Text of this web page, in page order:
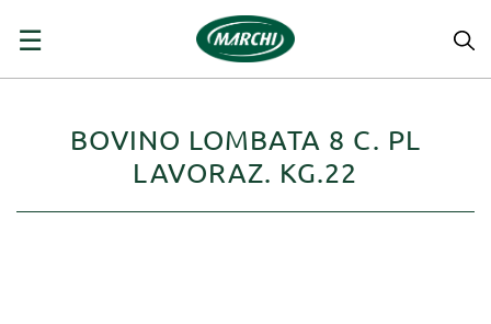
navigazione
☰
BOVINO LOMBATA 8 C. PL
LAVORAZ. KG.22